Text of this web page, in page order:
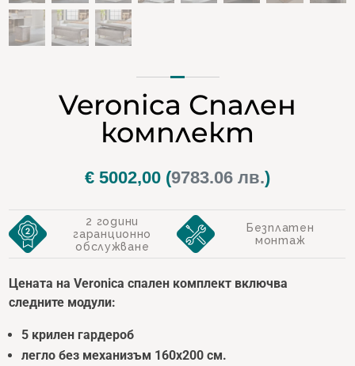
Veronica Спален
комплект
€ 5002,00 (9783.06 лв.)
2 години
гаранционно
обслужване
Безплатен
монтаж
Цената на Veronica спален комплект включва
следните модули:
5 крилен гардероб
легло без механизъм 160х200 см.